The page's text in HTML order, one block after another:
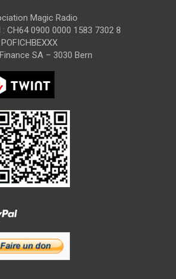
Magic Radio
: CH64 0900 0000 1583 7302 8
SA – 3030 Bern